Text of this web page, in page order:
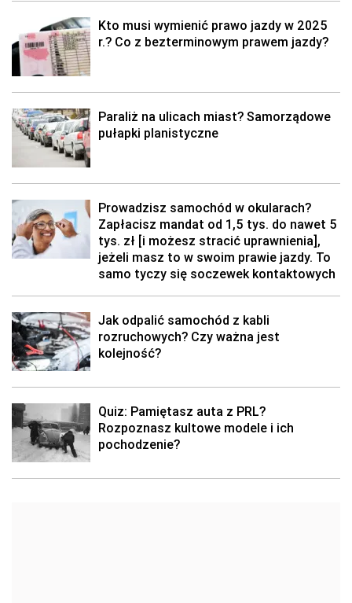
Kto musi wymienić prawo jazdy w 2025
r.? Co z bezterminowym prawem jazdy?
Paraliż na ulicach miast? Samorządowe
pułapki planistyczne
Prowadzisz samochód w okularach?
Zapłacisz mandat od 1,5 tys. do nawet 5
tys. zł [i możesz stracić uprawnienia],
jeżeli masz to w swoim prawie jazdy. To
samo tyczy się soczewek kontaktowych
Jak odpalić samochód z kabli
rozruchowych? Czy ważna jest
kolejność?
Quiz: Pamiętasz auta z PRL?
Rozpoznasz kultowe modele i ich
pochodzenie?